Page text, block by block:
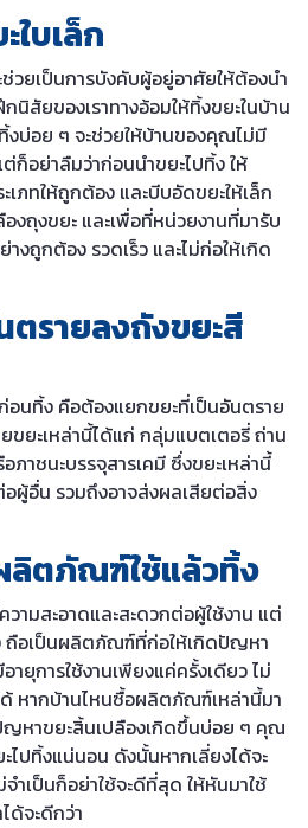
ใบเล็ก
ช่วยเป็นการบังคับผู้อยู่อาศัยให้ต้องนำ
นิสัยของเราทางอ้อมให้ทิ้งขยะในบ้าน
งบ่อย ๆ จะช่วยให้บ้านของคุณไม่มี
ก็อย่าลืมว่าก่อนนำขยะไปทิ้ง ให้
เภทให้ถูกต้อง และบีบอัดขยะให้เล็ก
งถุงขยะ และเพื่อที่หน่วยงานที่มารับ
งถูกต้อง รวดเร็ว และไม่ก่อให้เกิด
ตรายลงถังขยะสี
อนทิ้ง คือต้องแยกขยะที่เป็นอันตราย
ขยะเหล่านี้ได้แก่ กลุ่มแบตเตอรี่ ถ่าน
ภาชนะบรรจุสารเคมี ซึ่งขยะเหล่านี้
ผู้อื่น รวมถึงอาจส่งผลเสียต่อสิ่ง
ลิตภัณฑ์ใช้แล้วทิ้ง
ามสะอาดและสะดวกต่อผู้ใช้งาน แต่
ถือเป็นผลิตภัณฑ์ที่ก่อให้เกิดปัญหา
ยุการใช้งานเพียงแค่ครั้งเดียว ไม่
หากบ้านไหนซื้อผลิตภัณฑ์เหล่านี้มา
ญหาขยะสิ้นเปลืองเกิดขึ้นบ่อย ๆ คุณ
ไปทิ้งแน่นอน ดังนั้นหากเลี่ยงได้จะ
เป็นก็อย่าใช้จะดีที่สุด ให้หันมาใช้
ด้จะดีกว่า